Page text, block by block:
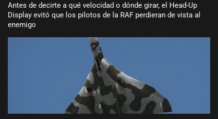
Antes de decirte a qué velocidad o dónde girar, el Head-Up
Display evitó que los pilotos de la RAF perdieran de vista al
enemigo